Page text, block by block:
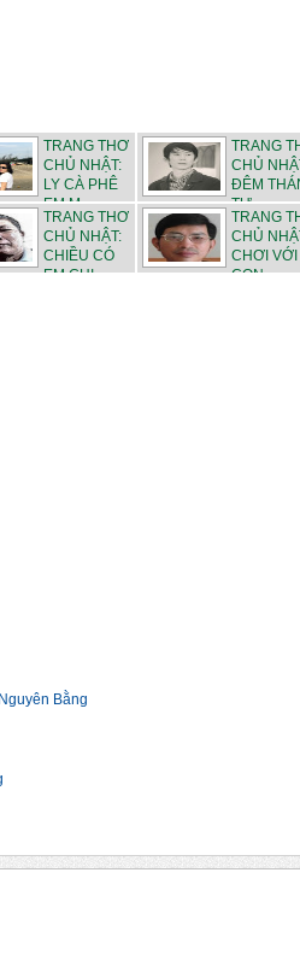
TRANG THƠ
CHỦ NHẬT:
LY CÀ PHÊ
EM M...
TRANG
CHỦ
ĐÊM
TƯ - ...
TRANG THƠ
CHỦ NHẬT:
CHIỀU CÓ
EM CHI...
TRANG
CHỦ
CHƠI VỚI
CON - ...
Bằng